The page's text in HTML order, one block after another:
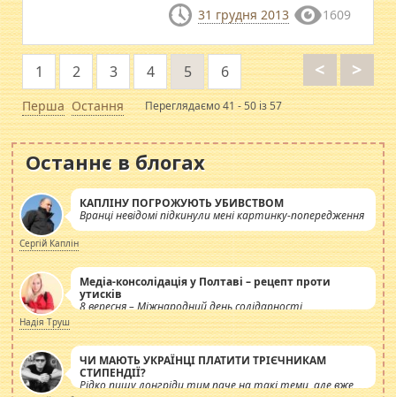
31 грудня 2013 1609
Перша
<
1 2 3 4 5 6 >
Остання Переглядаємо 41 - 50 із 57
Останнє в блогах
КАПЛІНУ ПОГРОЖУЮТЬ УБИВСТВОМ
Вранці невідомі підкинули мені картинку-попередження
Сергій Каплін
Медіа-консолідація у Полтаві – рецепт проти
утисків
8 вересня – Міжнародний день солідарності
журналістів.
Надія Труш
ЧИ МАЮТЬ УКРАЇНЦІ ПЛАТИТИ ТРІЄЧНИКАМ
СТИПЕНДІЇ?
Рідко пишу лонгріди тим паче на такі теми, але вже